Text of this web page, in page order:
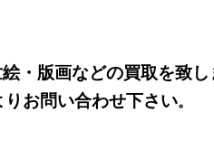
・版画などの買取を致し
りお問い合わせ下さい。